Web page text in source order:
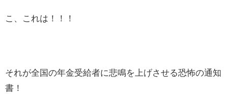
こ、これは！！！
それが全国の年金受給者に悲鳴を上げさせる恐怖の通知
書！